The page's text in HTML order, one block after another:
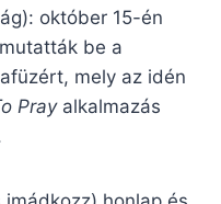
október 15-én
be a
mely az idén
Prayalkalmazás